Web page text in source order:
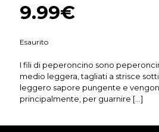
9.99€
Esaurito
I fili di peperoncino sono
medio leggera, tagliati a strisce
leggero sapore pungente e
principalmente, per guarnire […]